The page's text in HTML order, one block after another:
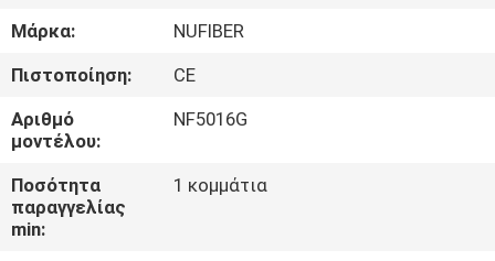
ΓΎΡΟΣ
ΕΡΓΟΣΤΑΣΊΩΝ
ΠΟΙΟΤΙΚΌΣ
ΈΛΕΓΧΟΣ
Μάρκα:
NUFIBER
Πιστοποίηση:
CE
Αριθμό
μοντέλου:
NF5016G
Ποσότητα
παραγγελίας
min:
1 κομμάτια